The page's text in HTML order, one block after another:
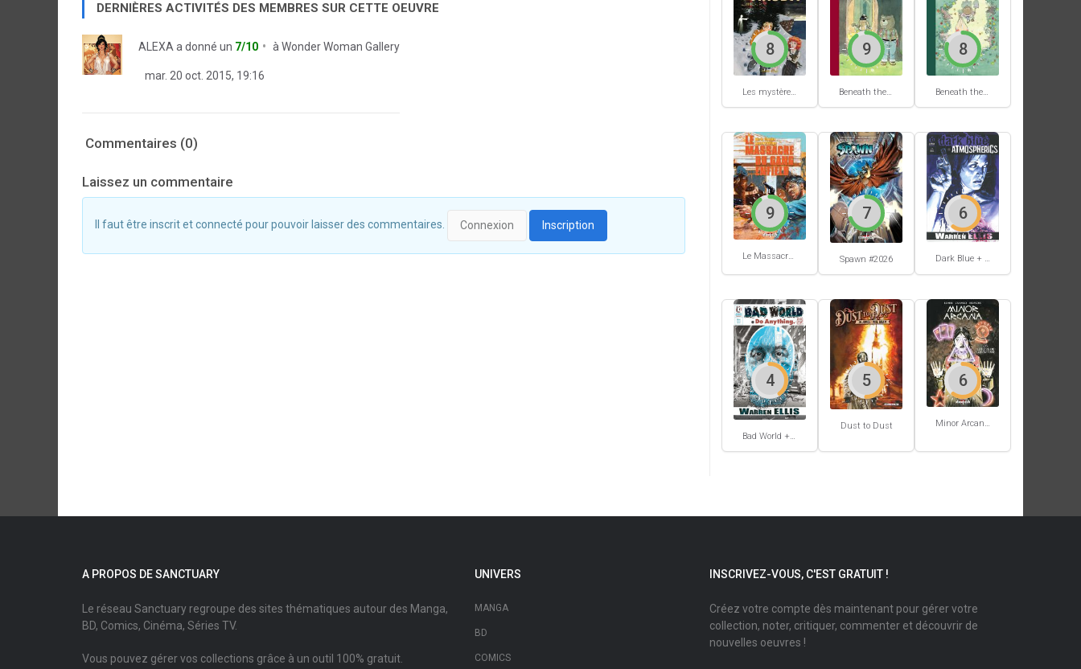
DERNIÈRES ACTIVITÉS DES MEMBRES SUR CETTE OEUVRE
ALEXA a donné un 7/10 à Wonder Woman Gallery
mar. 20 oct. 2015, 19:16
Commentaires (0)
Laissez un commentaire
Il faut être inscrit et connecté pour pouvoir laisser des commentaires. Connexion Inscription
Les mystères de Hobtown #2
8
Beneath the trees where nobody sees #2
9
Beneath the trees where nobody sees #1
8
Le Massacre du gang Enfield
9
Spawn #2026
7 6
Bad World + Do Anything
4
Dust to Dust
5 6
A PROPOS DE SANCTUARY
Le réseau Sanctuary regroupe des sites thématiques autour des Manga,
BD, Comics, Cinéma, Séries TV.
Vous pouvez gérer vos collections grâce à un outil 100% gratuit.
UNIVERS
MANGA
BD
COMICS
INSCRIVEZ-VOUS, C'EST GRATUIT !
Créez votre compte dès maintenant pour gérer votre
collection, noter, critiquer, commenter et découvrir de
nouvelles oeuvres !